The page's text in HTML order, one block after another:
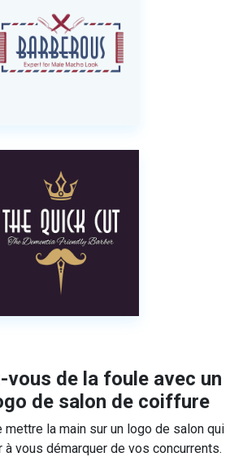
vous de la foule avec un
de salon de coiffure
la main sur un logo de salon qui
vous démarquer de vos concurrents.